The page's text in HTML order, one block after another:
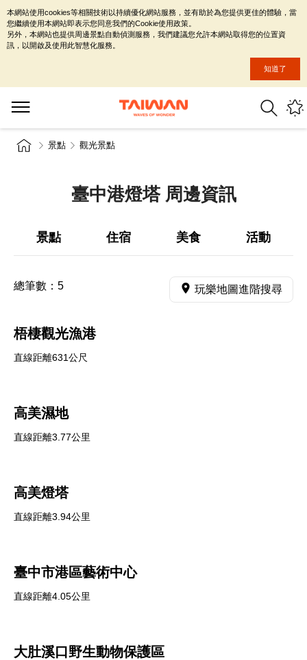
景點 觀光景點
臺中港燈塔 周邊資訊
景點 住宿 美食 活動
總筆數： 5 玩樂地圖進階搜尋
梧棲觀光漁港
直線距離631公尺
高美濕地
直線距離3.77公里
高美燈塔
直線距離3.94公里
臺中市港區藝術中心
直線距離4.05公里
大肚溪口野生動物保護區
本網站使用cookies等相關技術以持續優化網站服務，並有助於為您提供更佳的體驗，當
您繼續使用本網站即表示您同意我們的Cookie使用政策。
另外，本網站也提供周邊景點自動偵測服務，我們建議您允許本網站取得您的位置資
訊，以開啟及使用此智慧化服務。
知道了